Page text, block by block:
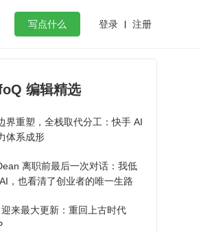
写点什么 登录 注册
flutter
编辑精选
界重塑，全栈取代分工：快手 AI
体系成形
离职前最后一次对话：我低
，也看清了创业者的唯一生路
来最大更新：重回上古时代